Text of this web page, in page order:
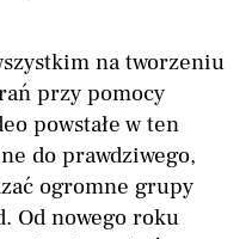
na tworzeniu
przy pomocy
powstałe w ten
do prawdziwego,
ogromne grupy
Od nowego roku